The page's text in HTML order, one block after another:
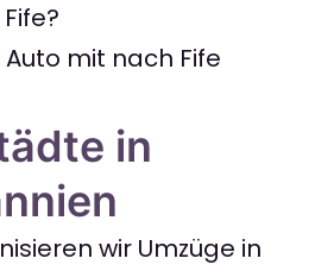
mit nach Fife
in
wir Umzüge in